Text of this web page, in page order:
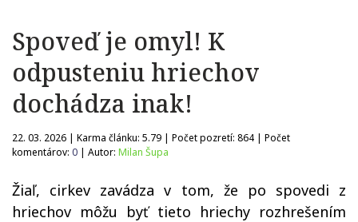
Spoveď je omyl! K
odpusteniu hriechov
dochádza inak!
22. 03. 2026 | Karma článku: 5.79 | Počet pozretí: 864 | Počet
komentárov: 0 | Autor: Milan Šupa
Žiaľ, cirkev zavádza v tom, že po spovedi z
hriechov môžu byť tieto hriechy rozhrešením